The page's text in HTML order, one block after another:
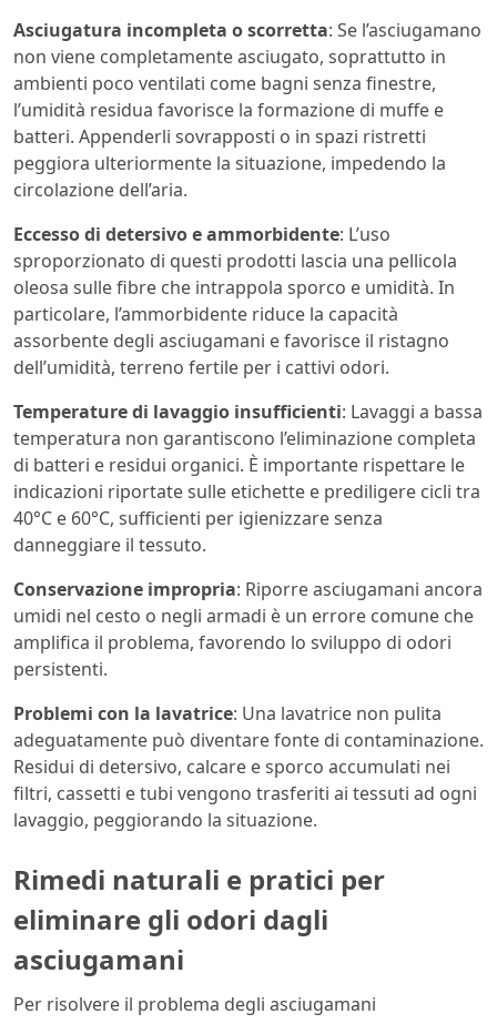
Asciugatura incompleta o scorretta: Se l’asciugamano
non viene completamente asciugato, soprattutto in
ambienti poco ventilati come bagni senza finestre,
l’umidità residua favorisce la formazione di muffe e
batteri. Appenderli sovrapposti o in spazi ristretti
peggiora ulteriormente la situazione, impedendo la
circolazione dell’aria.
Eccesso di detersivo e ammorbidente: L’uso
sproporzionato di questi prodotti lascia una pellicola
oleosa sulle fibre che intrappola sporco e umidità. In
particolare, l’ammorbidente riduce la capacità
assorbente degli asciugamani e favorisce il ristagno
dell’umidità, terreno fertile per i cattivi odori.
Temperature di lavaggio insufficienti: Lavaggi a bassa
temperatura non garantiscono l’eliminazione completa
di batteri e residui organici. È importante rispettare le
indicazioni riportate sulle etichette e prediligere cicli tra
40°C e 60°C, sufficienti per igienizzare senza
danneggiare il tessuto.
Conservazione impropria: Riporre asciugamani ancora
umidi nel cesto o negli armadi è un errore comune che
amplifica il problema, favorendo lo sviluppo di odori
persistenti.
Problemi con la lavatrice: Una lavatrice non pulita
adeguatamente può diventare fonte di contaminazione.
Residui di detersivo, calcare e sporco accumulati nei
filtri, cassetti e tubi vengono trasferiti ai tessuti ad ogni
lavaggio, peggiorando la situazione.
Rimedi naturali e pratici per
eliminare gli odori dagli
asciugamani
Per risolvere il problema degli asciugamani